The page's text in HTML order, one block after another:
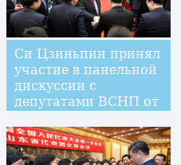
Си Цзиньпин принял
участие в панельной
дискуссии с
депутатами ВСНП от